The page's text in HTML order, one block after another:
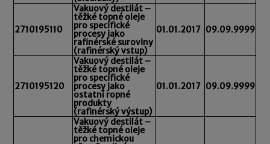
2710195110
Vakuový destilát –
těžké topné oleje
pro specifické
procesy jako
rafinérské suroviny
(rafinérský vstup)
01.01.2017 09.09.9999
2710195120
Vakuový destilát –
těžké topné oleje
pro specifické
procesy jako
ostatní ropné
produkty
(rafinérský výstup)
01.01.2017 09.09.9999
Vakuový destilát –
těžké topné oleje
pro chemickou